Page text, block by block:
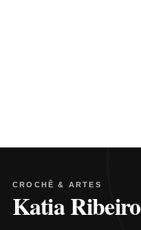
CROCHÊ & ARTES
Katia Ribeiro